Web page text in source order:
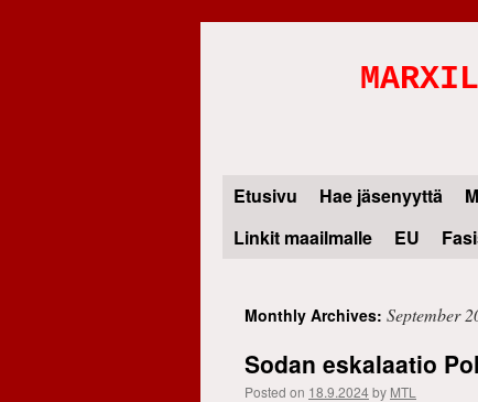
Skip
to
Etusivu Hae jäsenyyttä
Linkit maailmalle
EU
Monthly Archives: September
Sodan eskalaatio
Posted on 18.9.2024by MTL